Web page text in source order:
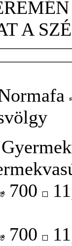
A
700
700